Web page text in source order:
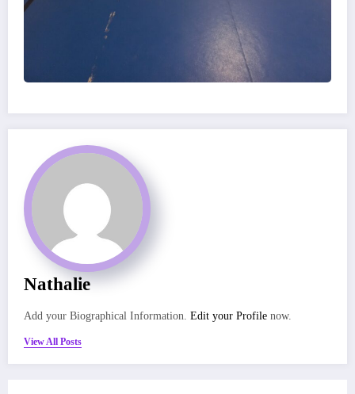
Nathalie
Add your Biographical Information. Edit your Profile now.
View All Posts